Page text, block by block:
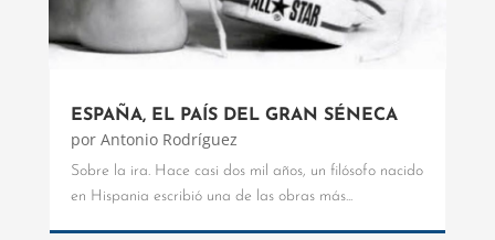
ESPAÑA, EL PAÍS DEL GRAN SÉNECA
por Antonio Rodríguez
Sobre la ira. Hace casi dos mil años, un filósofo nacido
en Hispania escribió una de las obras más...